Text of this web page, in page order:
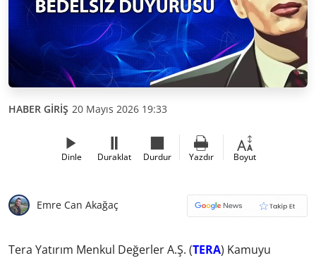
HABER GİRİŞ 20 Mayıs 2026 19:33
Dinle Duraklat Durdur Yazdır Boyut
Emre Can Akağaç
Tera Yatırım Menkul Değerler A.Ş. (TERA) Kamuyu